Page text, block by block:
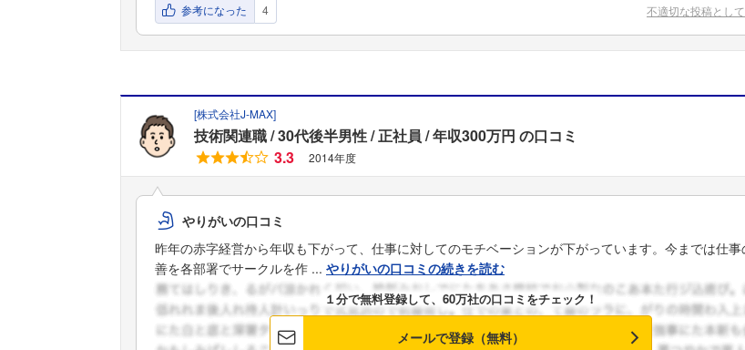
参考になった 4 不適切な投稿とし
[株式会社J‐MAX]
技術関連職 30代後半男性 正社員 年収300万円 の口コミ
3.3
2014年度
やりがいの口コミ
昨年の赤字経営から年収も下がって、仕事に対してのモチベーションが下がっています。今までは仕事
善を各部署でサークルを作 ... やりがいの口コミの続きを読む
１分で無料登録して、60万社の口コミをチェック！
メールで登録（無料）